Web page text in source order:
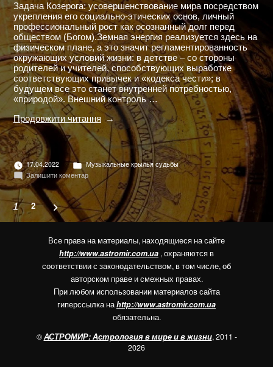
Задача Козерога: усовершенствование мира посредством
укрепления его социально-этических основ, личный
профессиональный рост как осознанный долг перед
обществом (Богом).Земная энергия реализуется здесь на
физическом плане, а это значит регламентированность
окружающих условий жизни: в детстве – со стороны
родителей и учителей, способствующих выработке
соответствующих привычек и «кодекса чести»; в
будущем все это станет внутренней потребностью,
«природой». Внешний контроль …
Продовжити читання "МУЗЫКАЛЬНЫЕ
КРЫЛЬЯ
СУДЬБЫ.
СУДЬБА
КОЗЕРОГА"
17.04.2022
Опубліковано
в
Музыкальные крылья судьбы
Залишити коментардо
МУЗЫКАЛЬНЫЕ
КРЫЛЬЯ
СУДЬБЫ.
СУДЬБА
КОЗЕРОГА
Пагінація
записів
1 2
Все права на материалы, находящиеся на сайте
http://www.astromir.com.ua , охраняются в
соответствии с законодательством, в том числе, об
авторском праве и смежных правах.
При любом использовании материалов сайта
гиперссылка наhttp://www.astromir.com.ua
обязательна.
©АСТРОМИР: Астрология в мире и в жизни, 2011 -
2026